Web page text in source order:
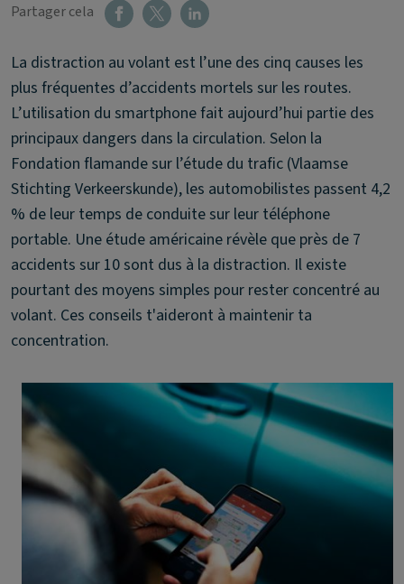
Partager cela
La distraction au volant est l’une des cinq causes les
plus fréquentes d’accidents mortels sur les routes.
L’utilisation du smartphone fait aujourd’hui partie des
principaux dangers dans la circulation. Selon la
Fondation flamande sur l’étude du trafic (Vlaamse
Stichting Verkeerskunde), les automobilistes passent 4,2
% de leur temps de conduite sur leur téléphone
portable. Une étude américaine révèle que près de 7
accidents sur 10 sont dus à la distraction. Il existe
pourtant des moyens simples pour rester concentré au
volant. Ces conseils t'aideront à maintenir ta
concentration.